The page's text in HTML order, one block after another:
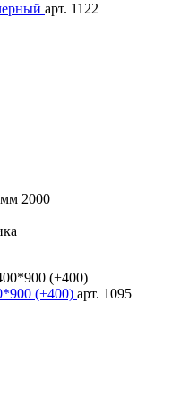
арт. 1122
2000
(+400) арт. 1095